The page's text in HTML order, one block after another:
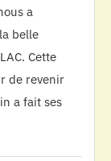
a
belle
Cette
de revenir
a fait ses